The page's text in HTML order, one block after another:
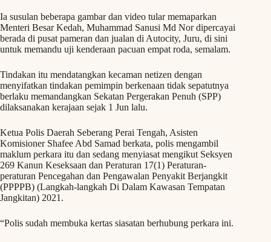
Ia susulan beberapa gambar dan video tular memaparkan
Menteri Besar Kedah, Muhammad Sanusi Md Nor dipercayai
berada di pusat pameran dan jualan di Autocity, Juru, di sini
untuk memandu uji kenderaan pacuan empat roda, semalam.
Tindakan itu mendatangkan kecaman netizen dengan
menyifatkan tindakan pemimpin berkenaan tidak sepatutnya
berlaku memandangkan Sekatan Pergerakan Penuh (SPP)
dilaksanakan kerajaan sejak 1 Jun lalu.
Ketua Polis Daerah Seberang Perai Tengah, Asisten
Komisioner Shafee Abd Samad berkata, polis mengambil
maklum perkara itu dan sedang menyiasat mengikut Seksyen
269 Kanun Keseksaan dan Peraturan 17(1) Peraturan-
peraturan Pencegahan dan Pengawalan Penyakit Berjangkit
(PPPPB) (Langkah-langkah Di Dalam Kawasan Tempatan
Jangkitan) 2021.
“Polis sudah membuka kertas siasatan berhubung perkara ini.